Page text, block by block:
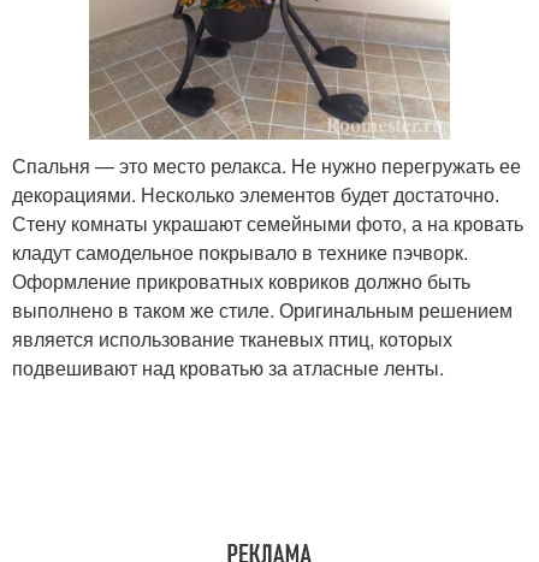
Спальня — это место релакса. Не нужно перегружать ее
декорациями. Несколько элементов будет достаточно.
Стену комнаты украшают семейными фото, а на кровать
кладут самодельное покрывало в технике пэчворк.
Оформление прикроватных ковриков должно быть
выполнено в таком же стиле. Оригинальным решением
является использование тканевых птиц, которых
подвешивают над кроватью за атласные ленты.